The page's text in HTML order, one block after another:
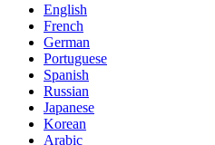
English
French
German
Portuguese
Spanish
Russian
Japanese
Korean
Arabic